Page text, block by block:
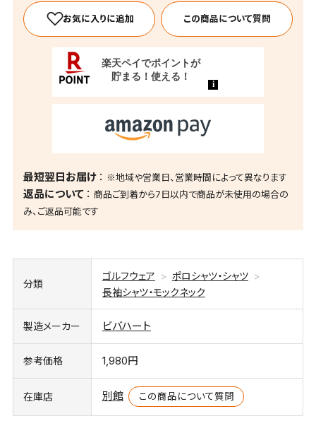
この商品について質問
最短翌日お届け ※地域や営業日、営業時間によって異なります
返品について
商品ご到着から7日以内で商品が未使用の場合の
み、ご返品可能です
分類
ゴルフウェア
ポロシャツ・シャツ
長袖シャツ・モックネック
製造メーカー ビバハート
参考価格 1,980円
在庫店 別館 この商品について質問